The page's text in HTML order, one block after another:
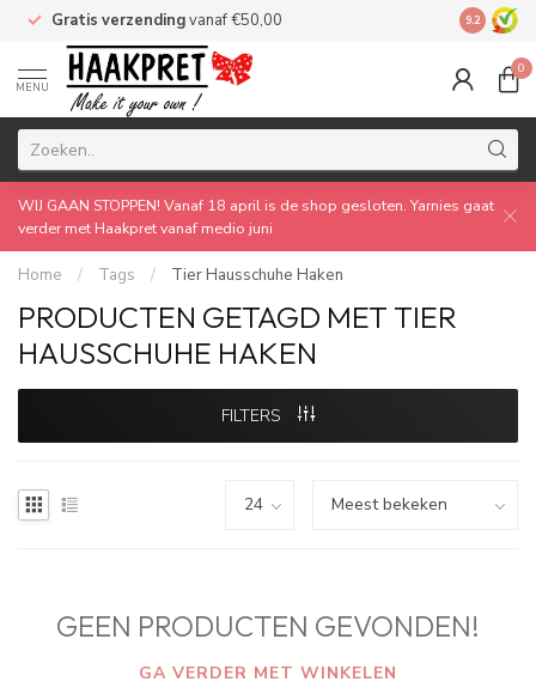
Gratis verzendingvanaf €50,00 Made by
9.2
MENU
0
WIJ GAAN STOPPEN! Vanaf 18 april is de shop gesloten. Yarnies gaat
verder met Haakpret vanaf medio juni
Home / Tags / Tier Hausschuhe Haken
PRODUCTEN GETAGD MET TIER
HAUSSCHUHE HAKEN
FILTERS
GEEN PRODUCTEN GEVONDEN!
GA VERDER MET WINKELEN